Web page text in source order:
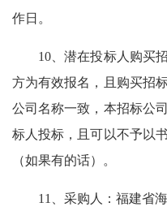
作日。
10、潜在投标人购买招
方为有效报名，且购买招
公司名称一致，本招标公
标人投标，且可以不予以
（如果有的话）。
11、采购人：福建省海